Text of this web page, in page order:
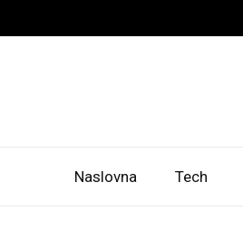
Naslovna Tech